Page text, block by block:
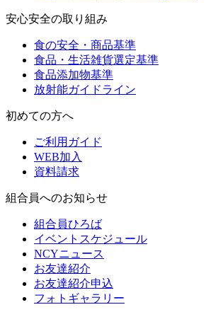
安心安全の取り組み
食の安全・商品基準
食品・生活雑貨選定基準
食品添加物基準
放射能ガイドライン
初めての方へ
ご利用ガイド
WEB加入
資料請求
組合員へのお知らせ
組合員ひろば
イベントスケジュール
NCYニュース
お友達紹介
お友達紹介申込
フォトギャラリー